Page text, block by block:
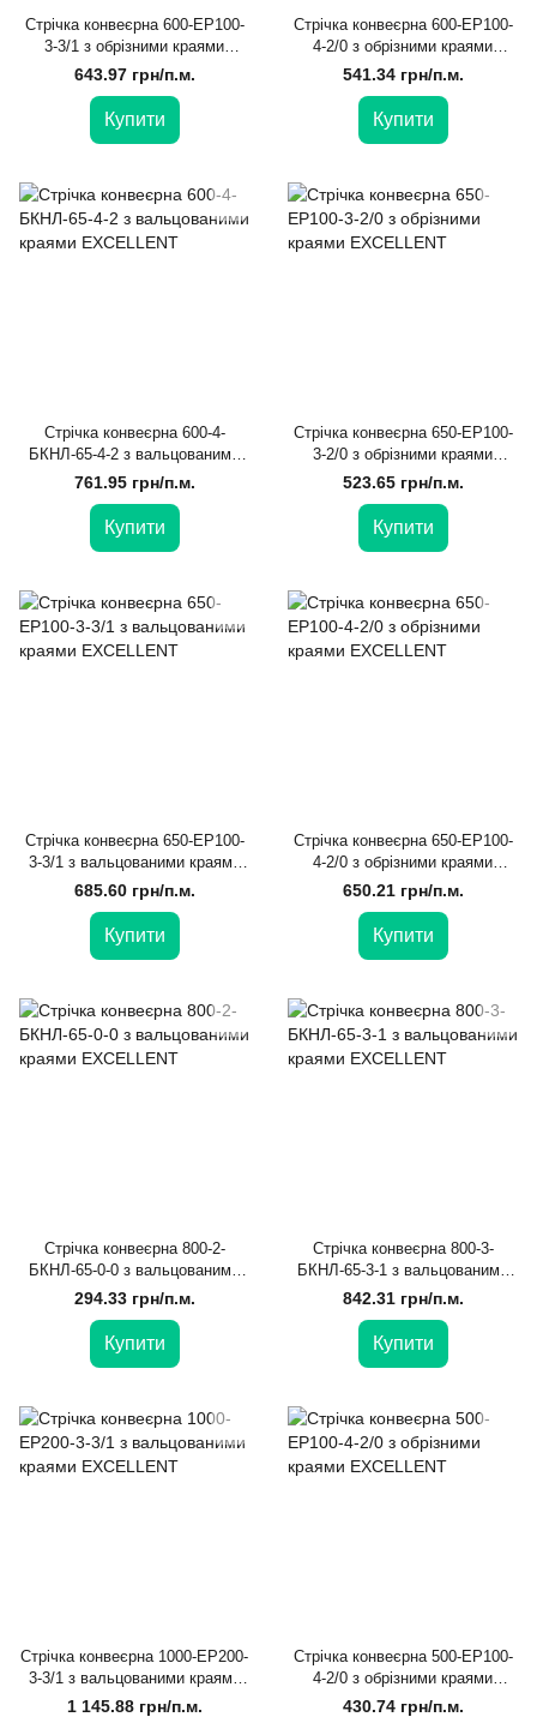
Стрічка конвеєрна 600-EP100-
3-3/1 з обрізними краями
EXCELLENT
643.97 грн/п.м.
Купити
Стрічка конвеєрна 600-EP100-
4-2/0 з обрізними краями
EXCELLENT
541.34 грн/п.м.
Купити
Стрічка конвеєрна 600-4-
БКНЛ-65-4-2 з вальцованими
краями EXCELLENT
761.95 грн/п.м.
Купити
Стрічка конвеєрна 650-EP100-
3-2/0 з обрізними краями
EXCELLENT
523.65 грн/п.м.
Купити
Стрічка конвеєрна 650-EP100-
3-3/1 з вальцованими краями
EXCELLENT
685.60 грн/п.м.
Купити
Стрічка конвеєрна 650-EP100-
4-2/0 з обрізними краями
EXCELLENT
650.21 грн/п.м.
Купити
Стрічка конвеєрна 800-2-
БКНЛ-65-0-0 з вальцованими
краями EXCELLENT
294.33 грн/п.м.
Купити
Стрічка конвеєрна 800-3-
БКНЛ-65-3-1 з вальцованими
краями EXCELLENT
842.31 грн/п.м.
Купити
Стрічка конвеєрна 1000-EP200-
3-3/1 з вальцованими краями
EXCELLENT
1 145.88 грн/п.м.
Стрічка конвеєрна 500-EP100-
4-2/0 з обрізними краями
EXCELLENT
430.74 грн/п.м.